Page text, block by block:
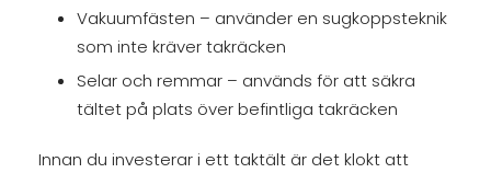
Vakuumfästen – använder en sugkoppsteknik
som inte kräver takräcken
Selar och remmar – används för att säkra
tältet på plats över befintliga takräcken
Innan du investerar i ett taktält är det klokt att